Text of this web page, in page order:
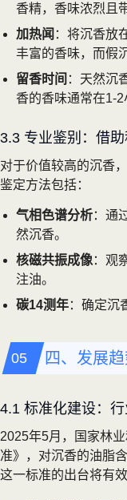
香精，香味浓烈且
加热闻 ：将沉香放
丰富的香味，而假
留香时间 ：天然沉
香的香味通常在1-2
3.3 专业鉴别：借
对于价值较高的沉香
鉴定方法包括：
气相色谱分析：通
然沉香。
核磁共振成像：观
注油。
碳14测年：确定沉
四、发展
4.1 标准化建设：
2025年5月，国家林
准》，对沉香的油脂
这一标准的出台将有